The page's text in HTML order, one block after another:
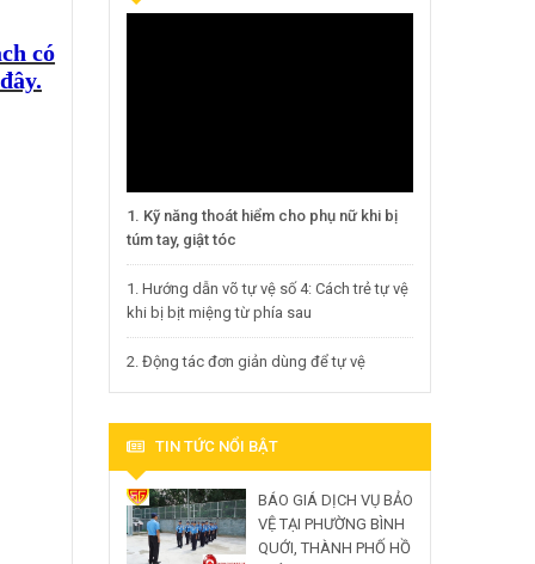
có
1. Kỹ năng thoát hiểm cho phụ nữ khi bị
túm tay, giật tóc
1. Hướng dẫn võ tự vệ số 4: Cách trẻ tự vệ
khi bị bịt miệng từ phía sau
2. Động tác đơn giản dùng để tự vệ
TIN TỨC NỔI BẬT
BÁO GIÁ DỊCH VỤ BẢO
VỆ TẠI PHƯỜNG BÌNH
QUỚI, THÀNH PHỐ HỒ